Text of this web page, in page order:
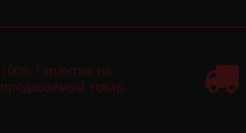
100% Гарантия на
продаваемый товар